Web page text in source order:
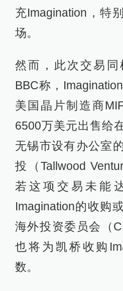
充Imagination，特
场。
然而，此次交易
BBC称，
美国晶片制造商
6500万美元出售给
无锡市设有办公室
投（Tallwood
若这项交易未能
Imagination的收购
海外投资委员会（
也将为凯桥收购
数。